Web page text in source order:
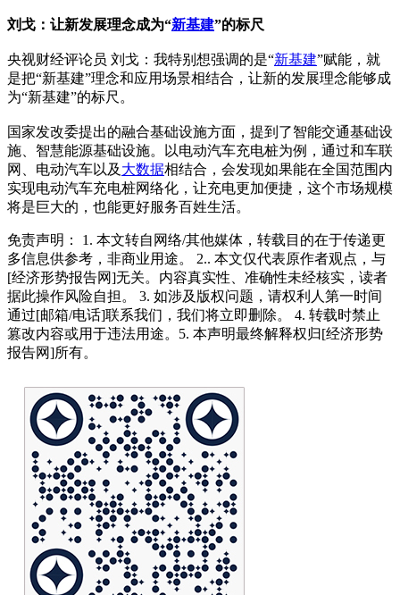
刘戈：让新发展理念成为“新基建”的标尺
央视财经评论员 刘戈：我特别想强调的是“新基建”赋能，就
是把“新基建”理念和应用场景相结合，让新的发展理念能够成
为“新基建”的标尺。
国家发改委提出的融合基础设施方面，提到了智能交通基础设
施、智慧能源基础设施。以电动汽车充电桩为例，通过和车联
网、电动汽车以及 大数据相结合，会发现如果能在全国范围内
实现电动汽车充电桩网络化，让充电更加便捷，这个市场规模
将是巨大的，也能更好服务百姓生活。
免责声明： 1. 本文转自网络/其他媒体，转载目的在于传递更
多信息供参考，非商业用途。 2.. 本文仅代表原作者观点，与
[经济形势报告网]无关。内容真实性、准确性未经核实，读者
据此操作风险自担。 3. 如涉及版权问题，请权利人第一时间
通过[邮箱/电话]联系我们，我们将立即删除。 4. 转载时禁止
篡改内容或用于违法用途。5. 本声明最终解释权归[经济形势
报告网]所有。